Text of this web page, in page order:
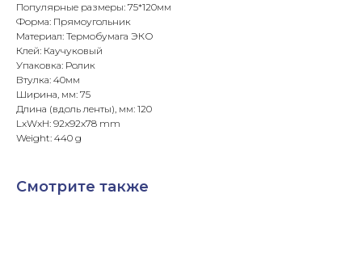
Популярные размеры: 75*120мм
Форма: Прямоугольник
Материал: Термобумага ЭКО
Клей: Каучуковый
Упаковка: Ролик
Втулка: 40мм
Ширина, мм: 75
Длина (вдоль ленты), мм: 120
LxWxH: 92x92x78 mm
Weight: 440 g
Смотрите также